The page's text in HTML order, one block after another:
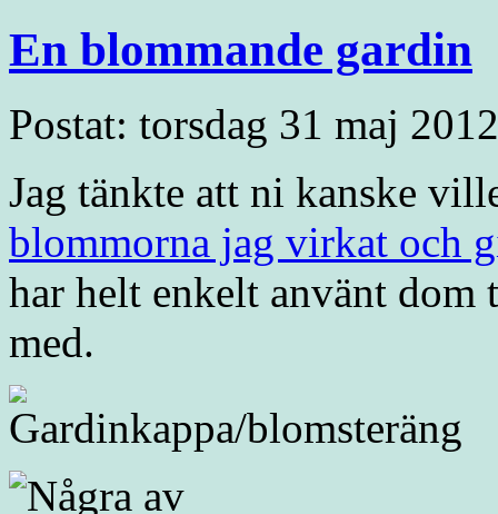
En blommande gardin
Postat: torsdag 31 maj
Jag tänkte att ni kanske
blommorna jag virkat och
har helt enkelt använt dom
med.